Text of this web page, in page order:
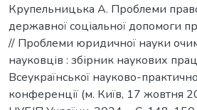
Крупельницька А. Проблеми
державної соціальної допомоги
// Проблеми юридичної науки
науковців : збірник наукових
Всеукраїнської науково-
конференції (м. Київ, 17 жовтня